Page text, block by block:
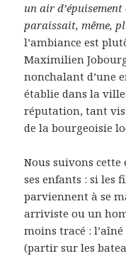
un air
paraissait, même,
l’ambiance est
Maximilien
nonchalant d’une
établie dans la
réputation, tant
de la bourgeoisie
Nous suivons
ses enfants : si les
parviennent à se
arriviste ou un
moins tracé :
(partir sur les